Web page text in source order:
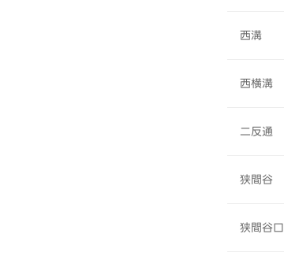
西溝
西横溝
二反通
狭間谷
狭間谷口